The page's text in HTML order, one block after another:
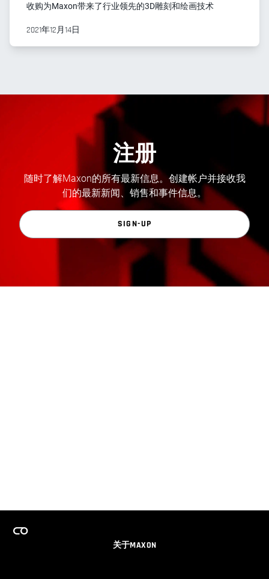
收购为Maxon带来了行业领先的3D雕刻和绘画技术
2021年12月14日
注册
随时了解Maxon的所有最新信息。创建帐户并接收我
们的最新新闻、销售和事件信息。
SIGN-UP
关于MAXON